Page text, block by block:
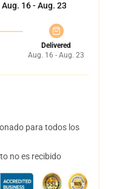
Aug. 16 - Aug. 23
Delivered
Aug. 16 - Aug. 23
para todos los
no es recibido